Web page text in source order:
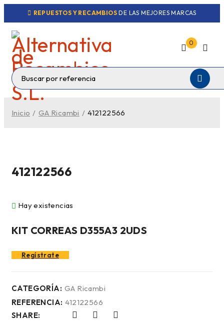
REPUESTOS Y RECAMBIOS DE LAS MEJORES MARCAS
0
Inicio / GA Ricambi / 412122566
412122566
Hay existencias
KIT CORREAS D355A3 2UDS
Regístrate
CATEGORÍA: GA Ricambi
REFERENCIA: 412122566
SHARE: